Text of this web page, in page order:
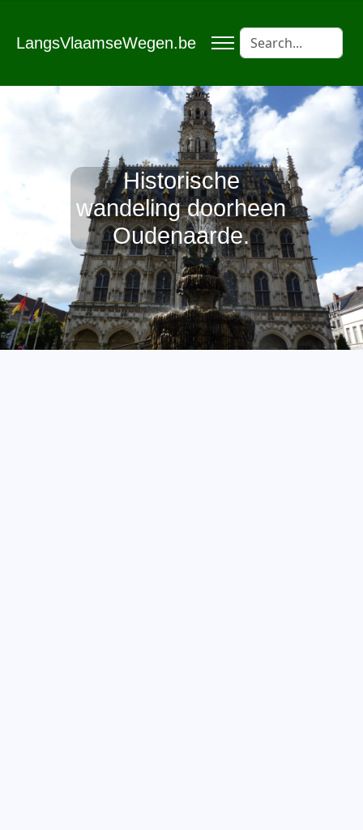
LangsVlaamseWegen.be
Historische
wandeling doorheen
Oudenaarde.